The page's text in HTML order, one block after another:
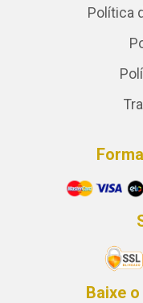
Política
Baixe